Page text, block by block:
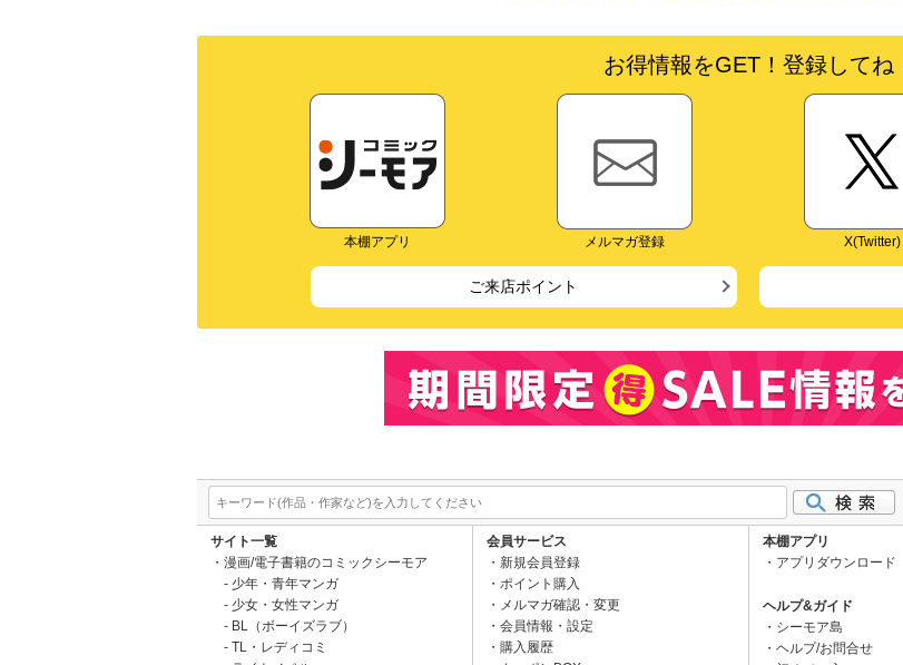
お得情報をGET！登録してね
本棚アプリ メルマガ登録 X(Twitter)
ご来店ポイント
サイト一覧
漫画/電子書籍のコミックシーモア
少年・青年マンガ
少女・女性マンガ
BL（ボーイズラブ）
TL・レディコミ
会員サービス
新規会員登録
ポイント購入
メルマガ確認・変更
会員情報・設定
購入履歴
本棚アプリ
アプリダウンロード
ヘルプ&ガイド
シーモア島
ヘルプ/お問合せ